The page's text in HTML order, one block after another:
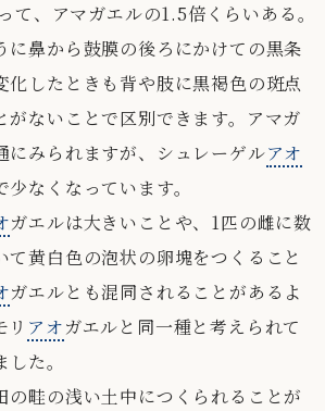
て、アマガエルの1.5倍くらいある。
に鼻から鼓膜の後ろにかけての黒条
化したときも背や肢に黒褐色の斑点
がないことで区別できます。アマガ
にみられますが、シュレーゲルアオ
なくなっています。
ガエルは大きいことや、1匹の雌に数
て黄白色の泡状の卵塊をつくること
ガエルとも混同されることがあるよ
リ アオガエルと同一種と考えられて
た。
の畦の浅い土中につくられることが